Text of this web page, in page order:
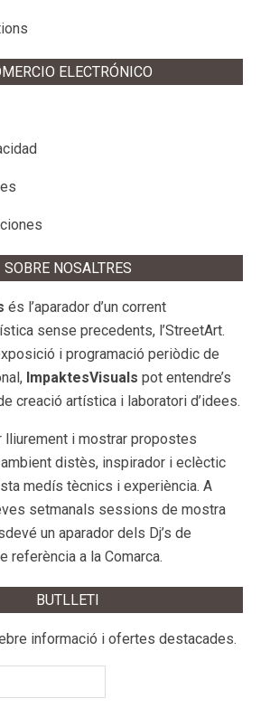
ELECTRÓNICO
SOBRE NOSALTRES
és l’aparador d’un corrent
sense precedents, l’StreetArt.
i programació periòdic de
ImpaktesVisuals pot entendre’s
creació artística i laboratori d’idees.
lliurement i mostrar propostes
distès, inspirador i eclèctic
medís tècnics i experiència. A
setmanals sessions de mostra
un aparador dels Dj’s de
referència a la Comarca.
BUTLLETI
informació i ofertes destacades.